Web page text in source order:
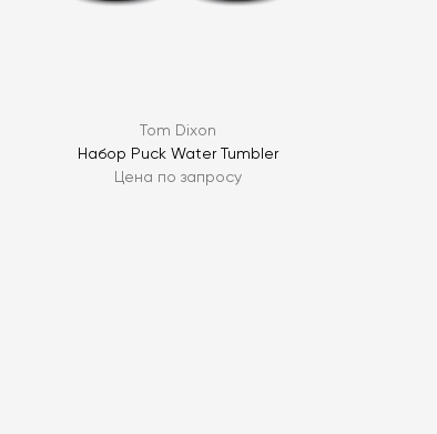
Tom Dixon
Набор Puck Water Tumbler
Цена по запросу